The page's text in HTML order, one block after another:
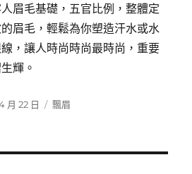
眉毛基礎，五官比例，整體定
眉毛，輕鬆為你塑造汗水或水
，讓人時尚時尚最時尚，重要
輝。
月 22 日
分
飄眉